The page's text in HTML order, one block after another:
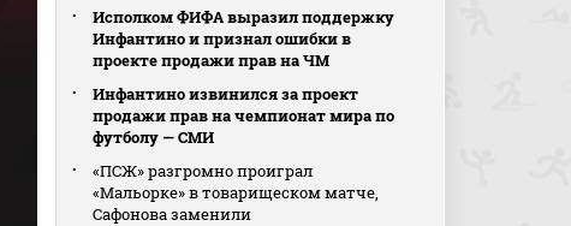
Исполком ФИФА выразил поддержку
Инфантино и признал ошибки в
проекте продажи прав на ЧМ
Инфантино извинился за проект
продажи прав на чемпионат мира по
футболу — СМИ
«ПСЖ» разгромно проиграл
«Мальорке» в товарищеском матче,
Сафонова заменили